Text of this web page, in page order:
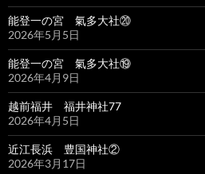
能登一の宮 氣多大社⑳
2026年5月5日
能登一の宮 氣多大社⑲
2026年4月9日
越前福井 福井神社77
2026年4月5日
近江長浜 豊国神社②
2026年3月17日